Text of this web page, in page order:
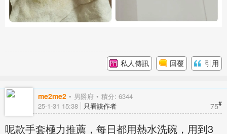
私人傳訊 回覆 引用
me2me2 男爵府 積分: 6344
75#
25-1-31 15:38 只看該作者
呢款手套極力推薦，每日都用熱水洗碗，用到3